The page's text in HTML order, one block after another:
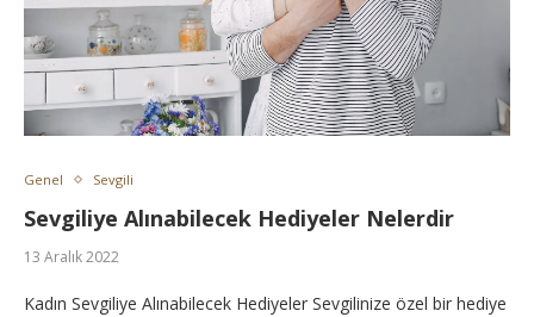
Genel Sevgili
Sevgiliye Alınabilecek Hediyeler Nelerdir
13 Aralık 2022
Kadın Sevgiliye Alınabilecek Hediyeler Sevgilinize özel bir hediye